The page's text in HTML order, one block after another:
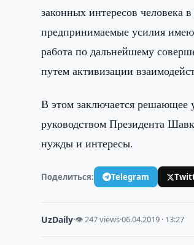
законных интересов человека
предпринимаемые усилия
работа по дальнейшему
путем активизации
В этом заключается решающее
руководством Президента
нужды и интересы.
Поделиться: Telegram
UzDaily·👁 247 views·06.04.2019 · 13:27